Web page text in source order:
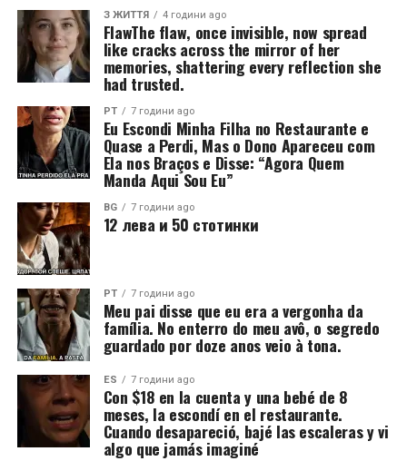
З ЖИТТЯ 4 години ago
FlawThe flaw, once invisible, now spread
like cracks across the mirror of her
memories, shattering every reflection she
had trusted.
PT 7 години ago
Eu Escondi Minha Filha no Restaurante e
Quase a Perdi, Mas o Dono Apareceu com
Ela nos Braços e Disse: “Agora Quem
Manda Aqui Sou Eu”
BG 7 години ago
12 лева и 50 стотинки
PT 7 години ago
Meu pai disse que eu era a vergonha da
família. No enterro do meu avô, o segredo
guardado por doze anos veio à tona.
ES 7 години ago
Con $18 en la cuenta y una bebé de 8
meses, la escondí en el restaurante.
Cuando desapareció, bajé las escaleras y vi
algo que jamás imaginé